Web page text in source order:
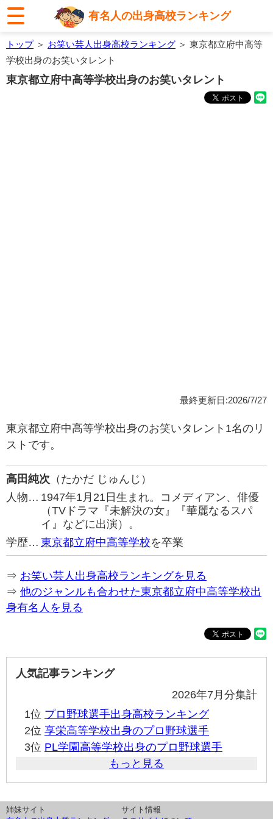
有名人の出身高校ランキング
トップ＞ お笑い芸人出身高校ランキング ＞ 東京都立府中高等
学校出身のお笑いタレント
東京都立府中高等学校出身のお笑いタレント
最終更新日:2026/7/27
東京都立府中高等学校出身のお笑いタレント1名のリ
ストです。
高田純次 （たかだ じゅんじ）
人物… 1947年1月21日生まれ。コメディアン、俳優
（TVドラマ『未解決の女』『華麗なるスパ
イ』などに出演）。
学歴… 東京都立府中高等学校を卒業
⇒ お笑い芸人出身高校ランキングを見る
⇒ 他のジャンルも合わせた東京都立府中高等学校出
身有名人を見る
人気記事ランキング
2026年7月分集計
1位 プロ野球選手出身高校ランキング
2位 享栄高等学校出身のプロ野球選手
3位 PL学園高等学校出身のプロ野球選手
もっと見る
姉妹サイト
サイト情報